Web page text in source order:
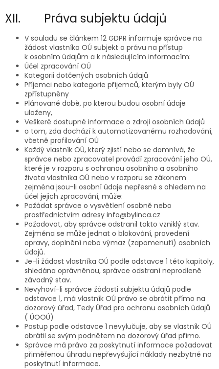
XII. Práva subjektu údajů
V souladu se článkem 12 GDPR informuje správce na
žádost vlastníka OÚ subjekt o právu na přístup
k osobním údajům a k následujícím informacím:
Účel zpracování OÚ
Kategorii dotčených osobních údajů
Příjemci nebo kategorie příjemců, kterým byly OÚ
zpřístupněny
Plánované době, po kterou budou osobní údaje
uloženy,
Veškeré dostupné informace o zdroji osobních údajů
o tom, zda dochází k automatizovanému rozhodování,
včetně profilování OÚ
Každý vlastník OÚ, který zjistí nebo se domnívá, že
správce nebo zpracovatel provádí zpracování jeho OÚ,
které je v rozporu s ochranou osobního a osobního
života vlastníka OÚ nebo v rozporu se zákonem
zejména jsou-li osobní údaje nepřesné s ohledem na
účel jejich zpracování, může:
Požádat správce o vysvětlení osobně nebo
prostřednictvím adresy info@bylinca.cz
Požadovat, aby správce odstranil takto vzniklý stav.
Zejména se může jednat o blokování, provedení
opravy, doplnění nebo výmaz (zapomenutí) osobních
údajů.
Je-li žádost vlastníka OÚ podle odstavce 1 této kapitoly,
shledána oprávněnou, správce odstraní neprodleně
závadný stav.
Nevyhoví-li správce žádosti subjektu údajů podle
odstavce 1, má vlastník OÚ právo se obrátit přímo na
dozorový úřad, Tedy Úřad pro ochranu osobních údajů
( ÚOOÚ)
Postup podle odstavce 1 nevylučuje, aby se vlastník OÚ
obrátil se svým podnětem na dozorový úřad přímo.
Správce má právo za poskytnutí informace požadovat
přiměřenou úhradu nepřevyšující náklady nezbytné na
poskytnutí informace.